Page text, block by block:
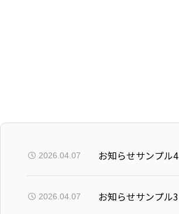
2026.04.07 お知らせサンプル4
2026.04.07 お知らせサンプル3